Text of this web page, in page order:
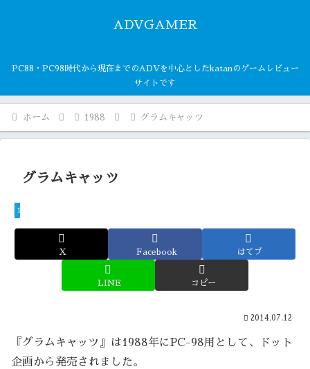
ADVGAMER
PC88・PC98時代から現在までのADVを中心としたkatanのゲームレビュー
サイトです
ホーム 1988 グラムキャッツ
グラムキャッツ
1988
X Facebook はてブ
LINE コピー
2014.07.12
『グラムキャッツ』は1988年にPC-98用として、ドット
企画から発売されました。